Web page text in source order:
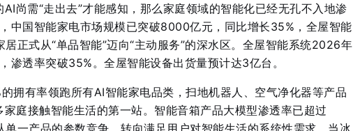
尚需“走出去”才能感知，那么家庭领域的智能化已经无孔不入地渗
中国智能家电市场规模已突破8000亿元，同比增长35%，全屋智能
正式从“单品智能”迈向“主动服务”的深水区。全屋智能系统2026年
渗透率突破35% 。全屋智能设备出货量预计达3亿台 。
拥有率领跑所有AI智能家电品类，扫地机器人、空气净化器等产品
庭接触智能生活的第一站。智能音箱产品大模型渗透率已超过
单一产品的参数竞争，转向满足用户对智能生活的系统性需求 。当冰